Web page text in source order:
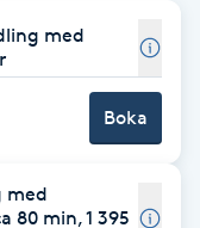
med
Boka
med
80 min, 1 395